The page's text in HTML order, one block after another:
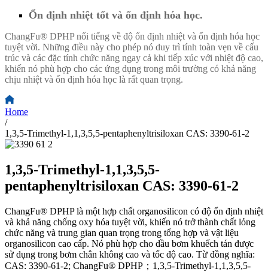
Ổn định nhiệt tốt và ổn định hóa học.
ChangFu® DPHP nổi tiếng về độ ổn định nhiệt và ổn định hóa học
tuyệt vời. Những điều này cho phép nó duy trì tính toàn vẹn về cấu
trúc và các đặc tính chức năng ngay cả khi tiếp xúc với nhiệt độ cao,
khiến nó phù hợp cho các ứng dụng trong môi trường có khả năng
chịu nhiệt và ổn định hóa học là rất quan trọng.
Home
/
1,3,5-Trimethyl-1,1,3,5,5-pentaphenyltrisiloxan CAS: 3390-61-2
1,3,5-Trimethyl-1,1,3,5,5-
pentaphenyltrisiloxan CAS: 3390-61-2
ChangFu® DPHP là một hợp chất organosilicon có độ ổn định nhiệt
và khả năng chống oxy hóa tuyệt vời, khiến nó trở thành chất lỏng
chức năng và trung gian quan trọng trong tổng hợp và vật liệu
organosilicon cao cấp. Nó phù hợp cho dầu bơm khuếch tán được
sử dụng trong bơm chân không cao và tốc độ cao. Từ đồng nghĩa:
CAS: 3390-61-2; ChangFu® DPHP；1,3,5-Trimethyl-1,1,3,5,5-